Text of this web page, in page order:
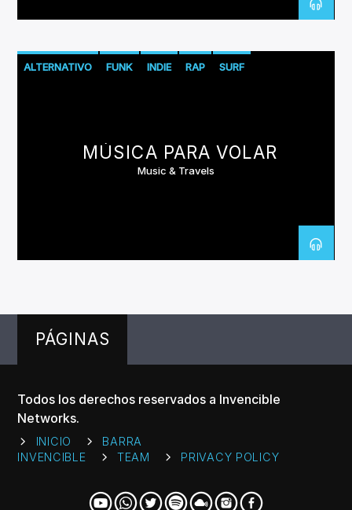
ALTERNATIVO FUNK INDIE RAP SURF
MÚSICA PARA VOLAR
Music & Travels
PÁGINAS
Todos los derechos reservados a Invencible
Networks.
INICIO
BARRA
INVENCIBLE
TEAM PRIVACY POLICY